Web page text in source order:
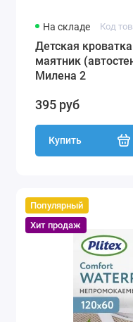
На складе Код
Детская
маятник
Милена 2
395 руб
Купить
Популярный
Хит продаж